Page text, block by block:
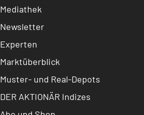
Mediathek
Newsletter
Experten
Marktüberblick
Muster- und Real-Depots
DER AKTIONÄR Indizes